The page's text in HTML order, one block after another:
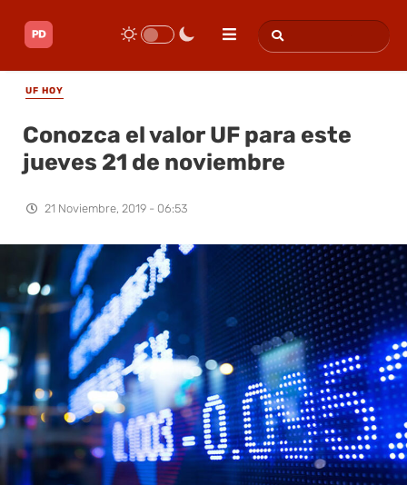
UF HOY
Conozca el valor UF para este
jueves 21 de noviembre
21 Noviembre, 2019 - 06:53